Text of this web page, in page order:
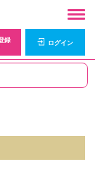
録
ログイン